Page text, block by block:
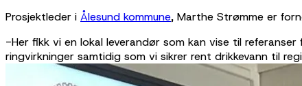
Prosjektleder i Ålesund kommune, Marthe Strømme er
-Her fikk vi en lokal leverandør som kan vise til
ringvirkninger samtidig som vi sikrer rent drikkevann til